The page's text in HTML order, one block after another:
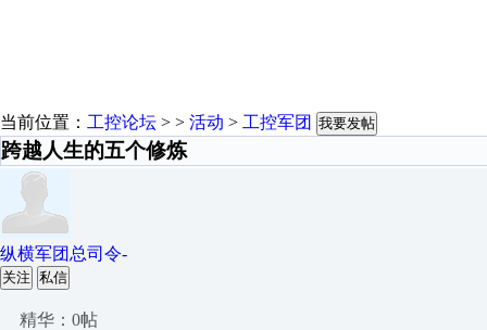
当前位置： 工控论坛 > > 活动 > 工控军团 我要发帖
跨越人生的五个修炼
纵横军团总司令-
关注 私信
精华：0帖